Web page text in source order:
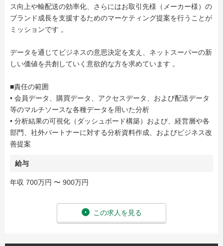
ス向上や輸配送の効率化、さらにはお取引先様（メーカー様）の
ブランド成長を支援するためのマーケティング提案を行うことが
ミッションです 。
データを通じてビジネスの意思決定を支え、ネットスーパーの新
しい価値を共創していく意欲的な方を求めています 。
■責任の範囲
• 会員データ、購買データ、アクセスデータ、および配送データ
等のマルチソースな各種データを用いた分析
• 分析結果の可視化（ダッシュボード構築）および、経営層や各
部門、社外パートナーに対する分析資料作成、およびビジネス改
善提案
給与
年収 700万円 〜 900万円
この求人を見る